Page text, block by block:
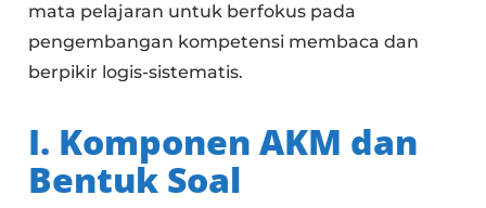
mata pelajaran untuk berfokus pada
pengembangan kompetensi membaca dan
berpikir logis-sistematis.
I. Komponen AKM dan
Bentuk Soal